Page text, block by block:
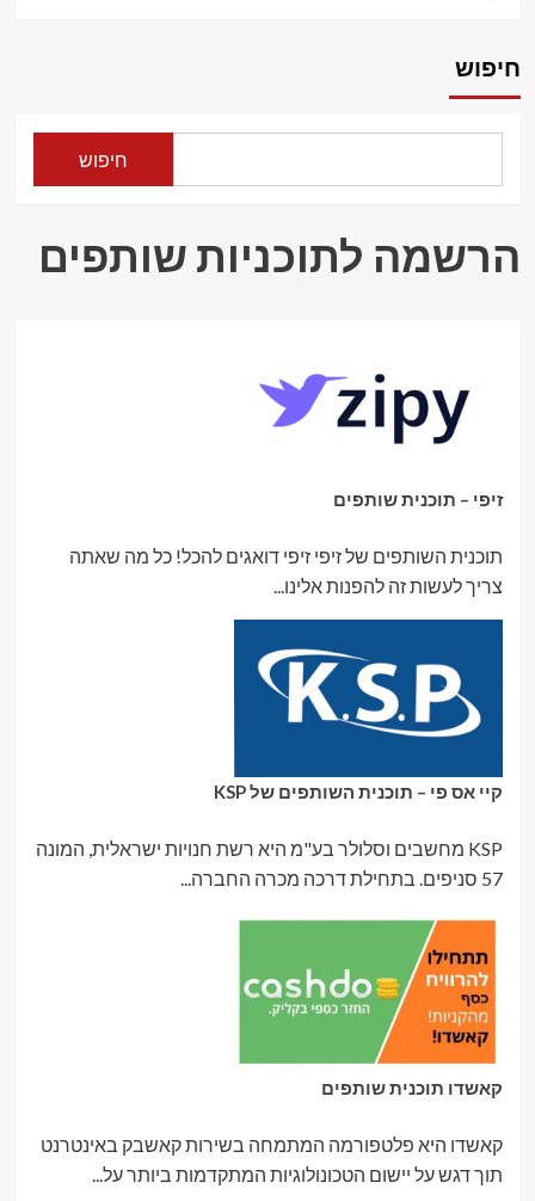
אובדן
חיפוש
חיפוש
הרשמה לתוכניות שותפים
זיפי – תוכנית שותפים
תוכנית השותפים של זיפי זיפי דואגים להכל! כל מה שאתה
צריך לעשות זה להפנות אלינו...
קיי אס פי – תוכנית השותפים של KSP
KSP מחשבים וסלולר בע"מ היא רשת חנויות ישראלית, המונה
57 סניפים. בתחילת דרכה מכרה החברה...
קאשדו תוכנית שותפים
קאשדו היא פלטפורמה המתמחה בשירות קאשבק באינטרנט
תוך דגש על יישום הטכונולוגיות המתקדמות ביותר על...